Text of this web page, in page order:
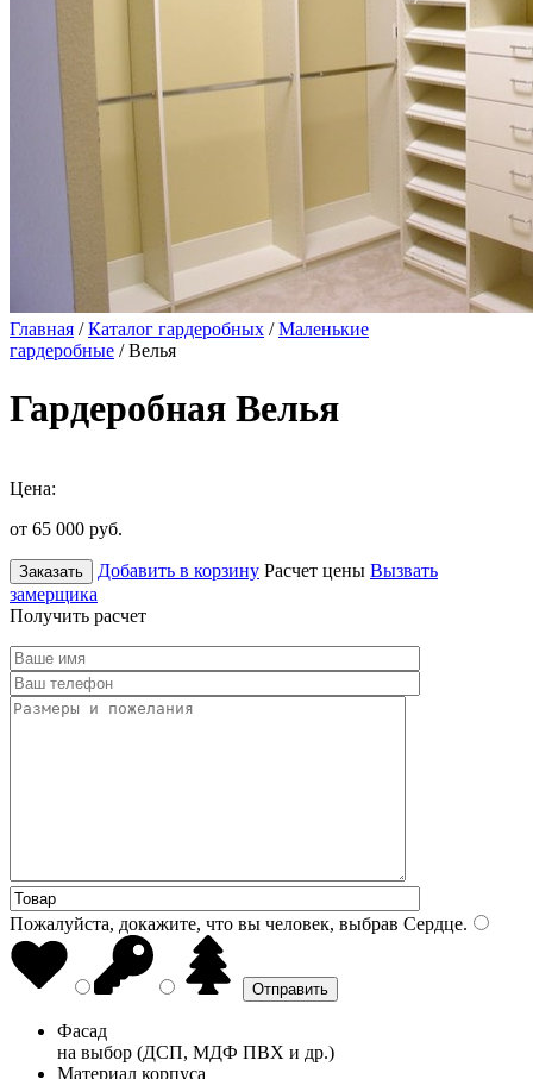
Главная /Каталог гардеробных /Маленькие
гардеробные / Велья
Гардеробная Велья
Цена:
от 65 000 руб.
Заказать Добавить в корзину Расчет цены Вызвать
замерщика
Получить расчет
Пожалуйста, докажите, что вы человек, выбрав Сердце.
Фасад
на выбор (ДСП, МДФ ПВХ и др.)
Материал корпуса